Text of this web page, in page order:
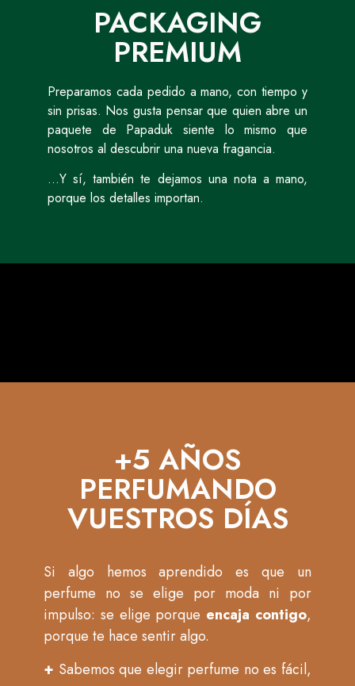
PACKAGING
PREMIUM
Preparamos cada pedido a mano, con tiempo y
sin prisas. Nos gusta pensar que quien abre un
paquete de Papaduk siente lo mismo que
nosotros al descubrir una nueva fragancia.
…Y sí, también te dejamos una nota a mano,
porque los detalles importan.
+5 AÑOS
PERFUMANDO
VUESTROS DÍAS
Si algo hemos aprendido es que un
perfume no se elige por moda ni por
impulso: se elige porque encaja contigo,
porque te hace sentir algo.
+ Sabemos que elegir perfume no es fácil,